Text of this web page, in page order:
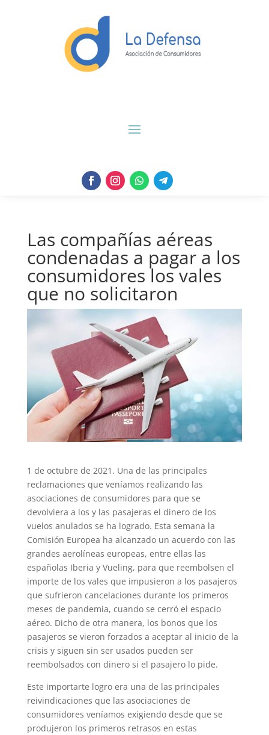
Las compañías aéreas
condenadas a pagar a los
consumidores los vales
que no solicitaron
1 de octubre de 2021. Una de las principales
reclamaciones que veníamos realizando las
asociaciones de consumidores para que se
devolviera a los y las pasajeras el dinero de los
vuelos anulados se ha logrado. Esta semana la
Comisión Europea ha alcanzado un acuerdo con las
grandes aerolíneas europeas, entre ellas las
españolas Iberia y Vueling, para que reembolsen el
importe de los vales que impusieron a los pasajeros
que sufrieron cancelaciones durante los primeros
meses de pandemia, cuando se cerró el espacio
aéreo. Dicho de otra manera, los bonos que los
pasajeros se vieron forzados a aceptar al inicio de la
crisis y siguen sin ser usados pueden ser
reembolsados con dinero si el pasajero lo pide.
Este importarte logro era una de las principales
reivindicaciones que las asociaciones de
consumidores veníamos exigiendo desde que se
produjeron los primeros retrasos en estas